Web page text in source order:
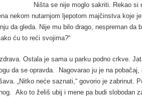
Ništa se nije moglo sakriti. Rekao si
nekom nutarnjom ljepotom majčinstva koje je
da gleda. Nije mu bilo drago, nespreman da
ću to reći svojima?“
Ostala je sama u parku podno crkve.
da se opravda. Nagovarao ju je na pobačaj,
„Nitko neće saznati,“ govorio je zabrinut.
Ako to želiš ubij i mene pa budi slobodan